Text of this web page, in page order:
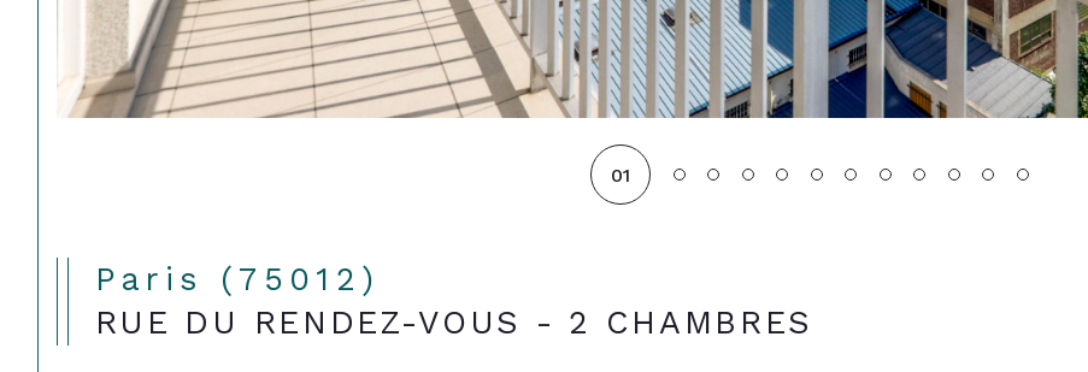
01
Paris (75012)
RUE DU RENDEZ-VOUS - 2 CHAMBRES